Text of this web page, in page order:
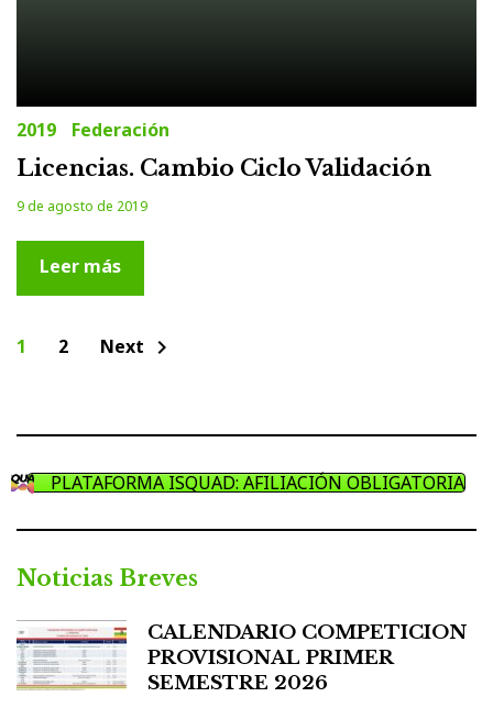
2019 Federación
Licencias. Cambio Ciclo Validación
9 de agosto de 2019
Leer más
Paginación
1 2 Next chevron_right
PLATAFORMA ISQUAD: AFILIACIÓN OBLIGATORIA
Noticias Breves
CALENDARIO COMPETICION
PROVISIONAL PRIMER
SEMESTRE 2026